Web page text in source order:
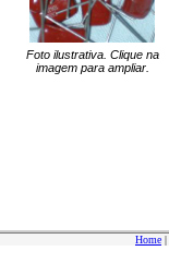
Foto ilustrativa. Clique na
imagem para ampliar.
Home |